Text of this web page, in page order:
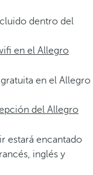
dentro del
en el Allegro
en el Allegro
del Allegro
estará encantado
inglés y